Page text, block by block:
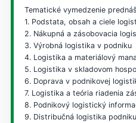
Tematické vymedzenie
1. Podstata, obsah a ciele
2. Nákupná a zásobovacia
3. Výrobná logistika v podniku
4. Logistika a materiálový
5. Logistika v skladovom
6. Doprava v podnikovej
7. Logistika a teória riadenia
8. Podnikový logistický
9. Distribučná logistika podniku